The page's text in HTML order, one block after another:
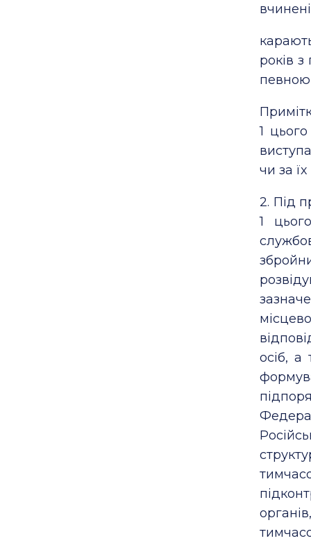
років
певною
1
чи за
2. Під
1
осіб, а